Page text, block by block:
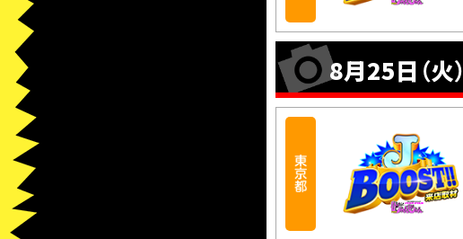
8月25日（火）